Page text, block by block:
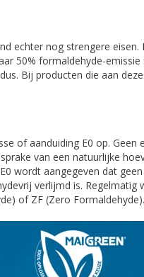
echter nog strengere
50% formaldehyde-
Bij producten die aan
of aanduiding E0 op. Geen
van een natuurlijke
wordt aangegeven dat
verlijmd is.
of ZF (Zero Formaldehyde).